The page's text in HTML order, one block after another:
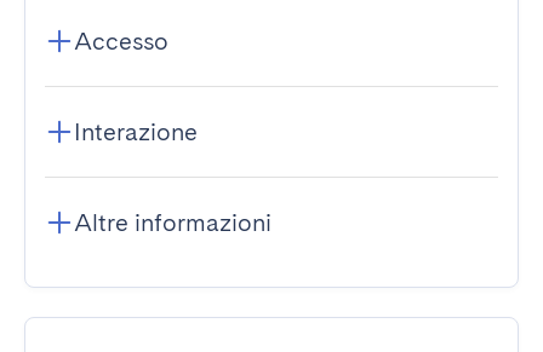
Accesso
Interazione
Altre informazioni